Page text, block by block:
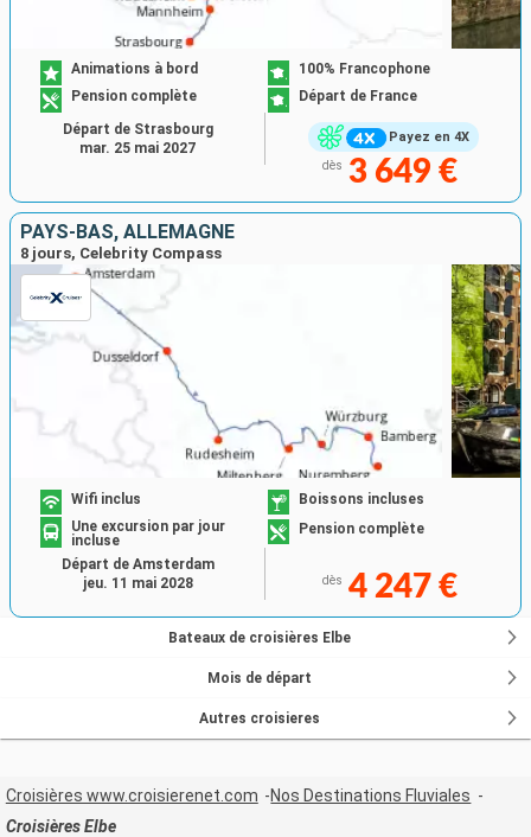
Payez en 4X
Animations à bord
100% Francophone
Pension complète
Départ de France
dès 3 649 €
Départ de Strasbourg
mar. 25 mai 2027
PAYS-BAS, ALLEMAGNE
8 jours, Celebrity Compass
Wifi inclus
Boissons incluses
Une excursion par jour
incluse
Pension complète
dès 4 247 €
Départ de Amsterdam
jeu. 11 mai 2028
Bateaux de croisières Elbe
Mois de départ
Autres croisieres
Croisières www.croisierenet.com
Nos Destinations Fluviales
Croisières Elbe